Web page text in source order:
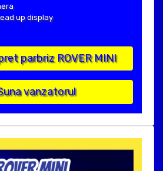
up display
parbriz ROVER MINI
vanzatorul